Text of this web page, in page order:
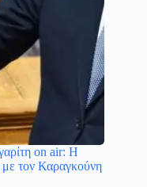
on air: Η
τον Καραγκούνη